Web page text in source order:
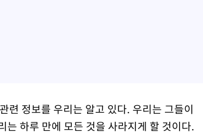
련 정보를 우리는 알고 있다. 우리는 그들이
하루 만에 모든 것을 사라지게 할 것이다.